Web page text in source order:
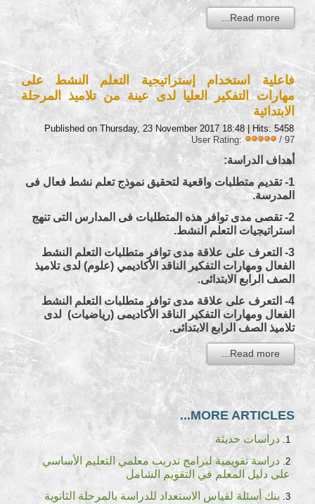
Read more...
فاعلية استخدام إستراتيجية التعلم النشط على
مهارات التفكير العليا لدى عينة من تلاميذ المرحلة
الابتدائية
Published on Thursday, 23 November 2017 18:48| Hits: 5458
User Rating:
/ 97
أهداف الدراسة:
1- تقديم متطلبات واقعية لتحقيق نموذج تعلم نشط فعال فى
المدرسة.
2- تقصى مدى توافر هذه المتطلبات فى المدارس التى تنهج
استراتيجيات التعلم النشط.
3- التعرف على علاقة مدى توافر متطلبات التعلم النشط
الفعال ومهارات التفكير الناقد الأكاديمي (علوم) لدى تلاميذ
الصف الرابع الابتدائى.
4- التعرف على علاقة مدى توافر متطلبات التعلم النشط
الفعال ومهارات التفكير الناقد الأكاديمى (رياضيات) لدى
تلاميذ الصف الرابع الابتدائى.
Read more...
MORE ARTICLES...
دراسات حديثة
دراسة تقويمية لبرامج تدريب معلمي التعليم الأساسي
على دليل المعلم في التقويم الشامل
بنك أسئلة لقياس الاستعداد للدراسة بالمرحلة الثانوية